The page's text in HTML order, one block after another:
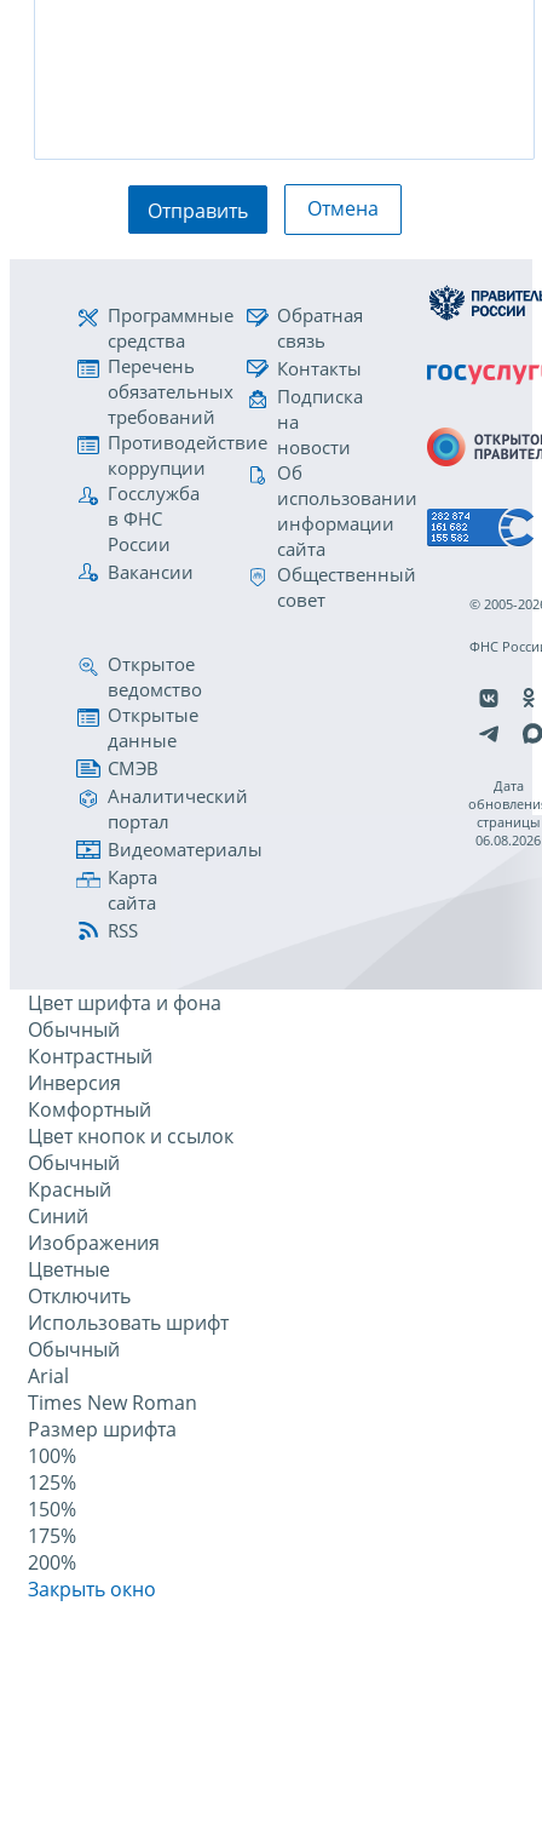
Отправить Отмена
Программные
средства
Перечень
обязательных
требований
Противодействие
коррупции
Госслужба
в ФНС
России
Вакансии
Обратная
связь
Контакты
Подписка
на
новости
Об
использовании
информации
сайта
Общественный
совет
Открытое
ведомство
Открытые
данные
СМЭВ
Аналитический
портал
Видеоматериалы
Карта
сайта
RSS
© 2005-
ФНС
Дата
страницы
06.08.2026
Цвет шрифта и фона
Обычный
Контрастный
Инверсия
Комфортный
Цвет кнопок и ссылок
Обычный
Красный
Синий
Изображения
Цветные
Отключить
Использовать шрифт
Обычный
Arial
Times New Roman
Размер шрифта
100%
125%
150%
175%
200%
Закрыть окно